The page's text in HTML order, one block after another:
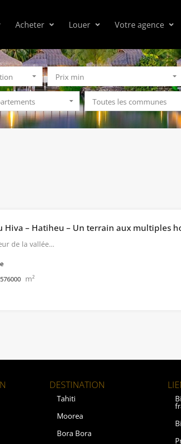
Acheter Louer Votre agence
Prix min
Toutes les communes
Hiva – Hatiheu – Un terrain aux multiples
de la vallée…
576000 m²
DESTINATION
Tahiti
Moorea
Bora Bora